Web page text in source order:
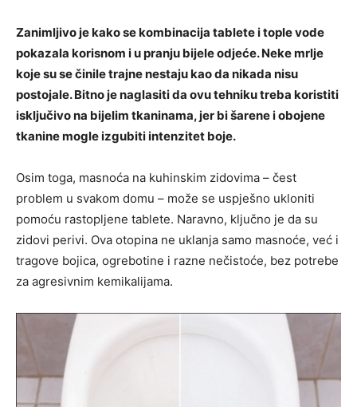
Zanimljivo je kako se kombinacija tablete i tople vode
pokazala korisnom i u pranju bijele odjeće. Neke mrlje
koje su se činile trajne nestaju kao da nikada nisu
postojale. Bitno je naglasiti da ovu tehniku treba koristiti
isključivo na bijelim tkaninama, jer bi šarene i obojene
tkanine mogle izgubiti intenzitet boje.
Osim toga, masnoća na kuhinskim zidovima – čest
problem u svakom domu – može se uspješno ukloniti
pomoću rastopljene tablete. Naravno, ključno je da su
zidovi perivi. Ova otopina ne uklanja samo masnoće, već i
tragove bojica, ogrebotine i razne nečistoće, bez potrebe
za agresivnim kemikalijama.